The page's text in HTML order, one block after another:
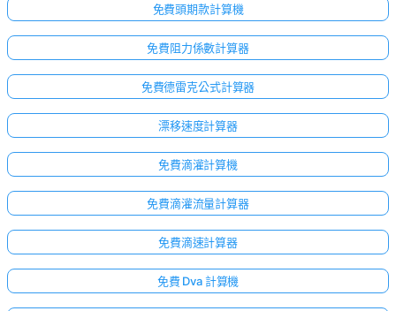
免費頭期款計算機
免費阻力係數計算器
免費德雷克公式計算器
漂移速度計算器
免費滴灌計算機
免費滴灌流量計算器
免費滴速計算器
免費 Dva 計算機